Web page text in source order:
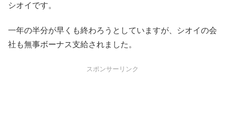
シオイです。
一年の半分が早くも終わろうとしていますが、シオイの会
社も無事ボーナス支給されました。
スポンサーリンク